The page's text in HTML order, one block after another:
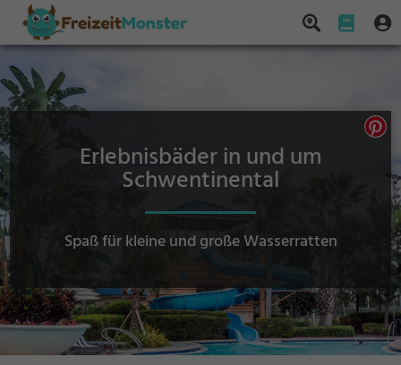
Erlebnisbäder in und um
Schwentinental
Spaß für kleine und große Wasserratten